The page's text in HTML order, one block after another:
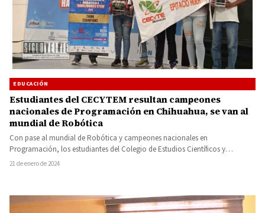
EDUCACIÓN
Estudiantes del CECYTEM resultan campeones
nacionales de Programación en Chihuahua, se van al
mundial de Robótica
Con pase al mundial de Robótica y campeones nacionales en
Programación, los estudiantes del Colegio de Estudios Científicos y
Tecnológicos…
21 de enero de 2024